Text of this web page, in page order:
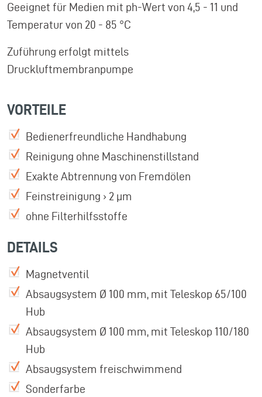
Geeignet für Medien mit ph-Wert von 4,5 - 11 und
Temperatur von 20 - 85 °C
Zuführung erfolgt mittels
Druckluftmembranpumpe
VORTEILE
Bedienerfreundliche Handhabung
Reinigung ohne Maschinenstillstand
Exakte Abtrennung von Fremdölen
Feinstreinigung › 2 µm
ohne Filterhilfsstoffe
DETAILS
Magnetventil
Absaugsystem Ø 100 mm, mit Teleskop 65/100
Hub
Absaugsystem Ø 100 mm, mit Teleskop 110/180
Hub
Absaugsystem freischwimmend
Sonderfarbe